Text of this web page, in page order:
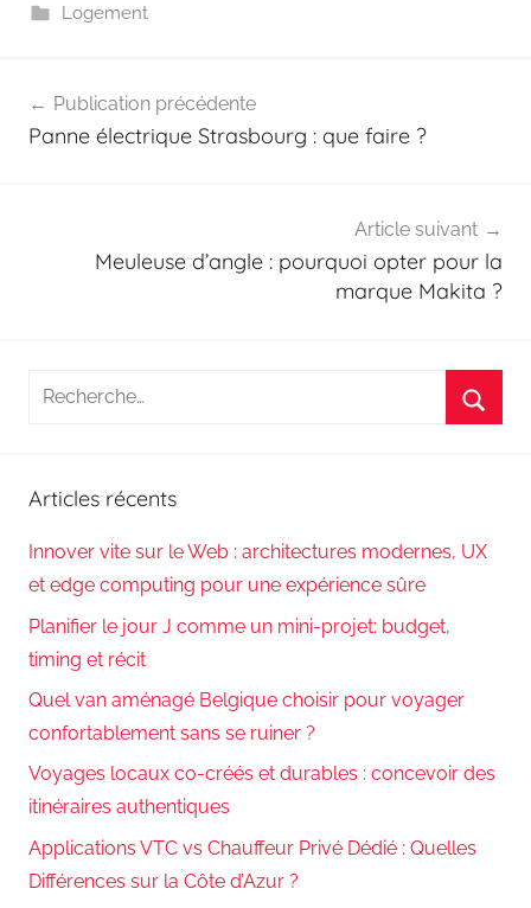
Logement
de
Publication précédente
Panne électrique Strasbourg : que faire ?
Article suivant
Meuleuse d’angle : pourquoi opter pour la
marque Makita ?
Recherche
Articles récents
Innover vite sur le Web : architectures modernes, UX
et edge computing pour une expérience sûre
Planifier le jour J comme un mini-projet: budget,
timing et récit
Quel van aménagé Belgique choisir pour voyager
confortablement sans se ruiner ?
Voyages locaux co-créés et durables : concevoir des
itinéraires authentiques
Applications VTC vs Chauffeur Privé Dédié : Quelles
Différences sur la Côte d’Azur ?